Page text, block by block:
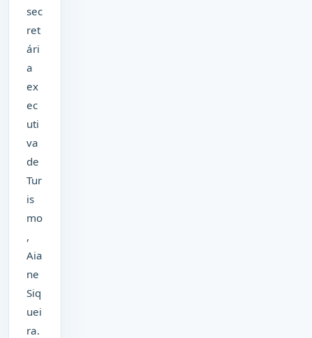
sec
ret
ári
a
ex
ec
uti
va
de
Tur
is
mo
,
Aia
ne
Siq
uei
ra.